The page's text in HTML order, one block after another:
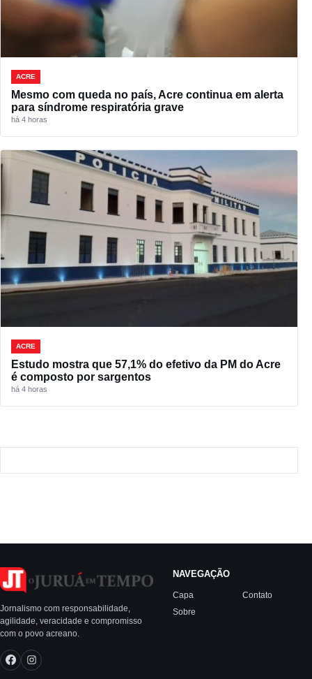
ACRE
Mesmo com queda no país, Acre continua em alerta
para síndrome respiratória grave
há 4 horas
ACRE
Estudo mostra que 57,1% do efetivo da PM do Acre
é composto por sargentos
há 4 horas
Jornalismo com responsabilidade,
agilidade, veracidade e compromisso
com o povo acreano.
NAVEGAÇÃO
Capa
Sobre
Contato